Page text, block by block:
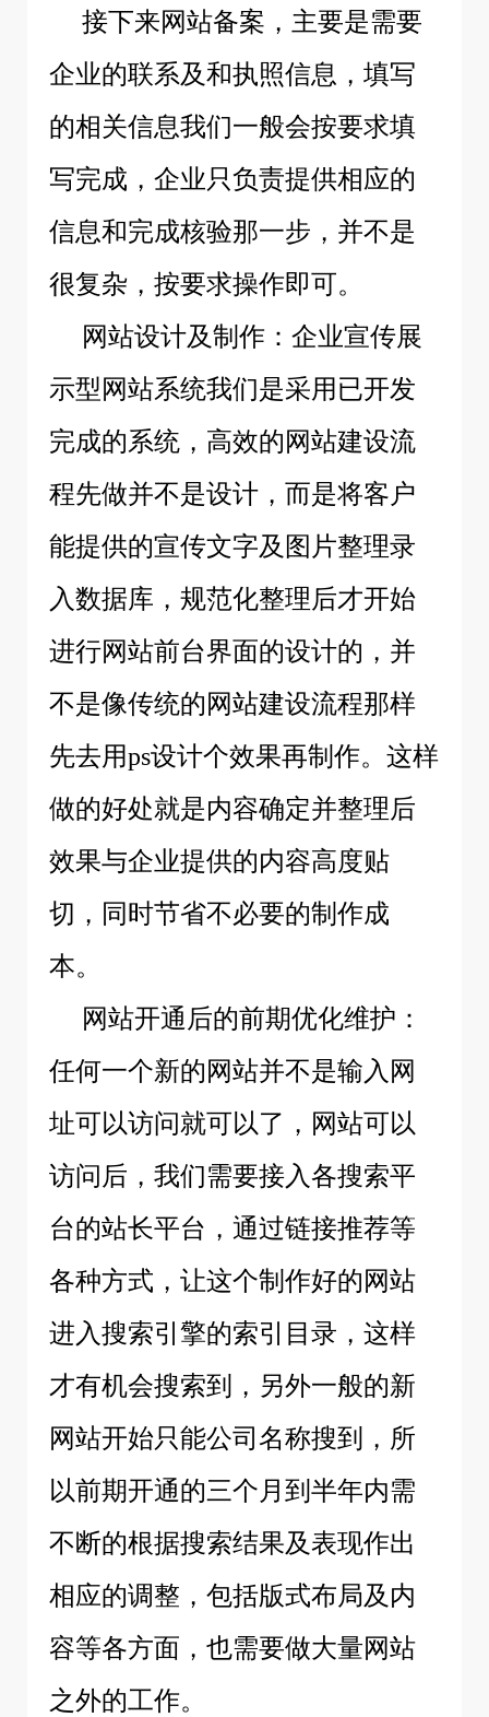
接下来网站备案，主要是需要
企业的联系及和执照信息，填写
的相关信息我们一般会按要求填
写完成，企业只负责提供相应的
信息和完成核验那一步，并不是
很复杂，按要求操作即可。
网站设计及制作：企业宣传展
示型网站系统我们是采用已开发
完成的系统，高效的网站建设流
程先做并不是设计，而是将客户
能提供的宣传文字及图片整理录
入数据库，规范化整理后才开始
进行网站前台界面的设计的，并
不是像传统的网站建设流程那样
先去用ps设计个效果再制作。这样
做的好处就是内容确定并整理后
效果与企业提供的内容高度贴
切，同时节省不必要的制作成
本。
网站开通后的前期优化维护：
任何一个新的网站并不是输入网
址可以访问就可以了，网站可以
访问后，我们需要接入各搜索平
台的站长平台，通过链接推荐等
各种方式，让这个制作好的网站
进入搜索引擎的索引目录，这样
才有机会搜索到，另外一般的新
网站开始只能公司名称搜到，所
以前期开通的三个月到半年内需
不断的根据搜索结果及表现作出
相应的调整，包括版式布局及内
容等各方面，也需要做大量网站
之外的工作。